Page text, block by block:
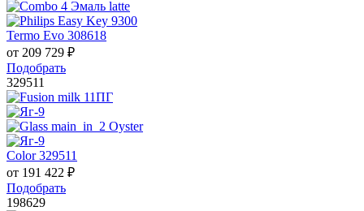
Termo Evo 308618
от 209 729 ₽
Подобрать
329511
Color 329511
от 191 422 ₽
Подобрать
198629